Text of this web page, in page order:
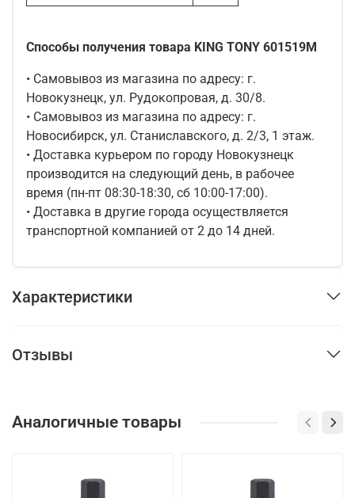
Способы получения товара KING TONY 601519M
• Самовывоз из магазина по адресу: г.
Новокузнецк, ул. Рудокопровая, д. 30/8.
• Самовывоз из магазина по адресу: г.
Новосибирск, ул. Станиславского, д. 2/3, 1 этаж.
• Доставка курьером по городу Новокузнецк
производится на следующий день, в рабочее
время (пн-пт 08:30-18:30, сб 10:00-17:00).
• Доставка в другие города осуществляется
транспортной компанией от 2 до 14 дней.
Характеристики
Отзывы
Аналогичные товары